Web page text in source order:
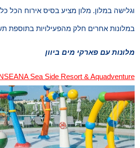
וגלישה במלון. מלון מציע בסיס אירוח הכל
במלונות אחרים חלק מהפעילויות בתוספת
מלונות עם פארקי מים ביוון
Sea Side Resort & Aquadventure